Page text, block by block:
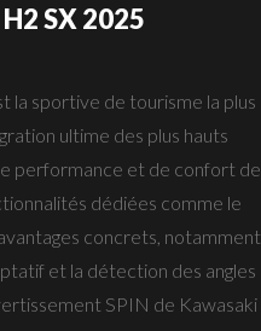
SX 2025
la sportive de tourisme la plus
ultime des plus hauts
performance et de confort de
dédiées comme le
concrets, notamment
et la détection des angles
SPIN de Kawasaki